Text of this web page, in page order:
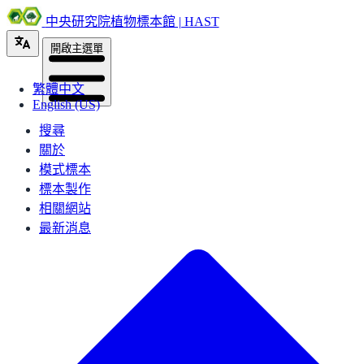
中央研究院植物標本館 | HAST
繁體中文
English (US)
開啟主選單
搜尋
關於
模式標本
標本製作
相關網站
最新消息